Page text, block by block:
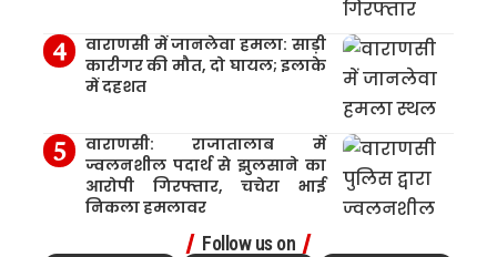
वाराणसी में जानलेवा हमला: साड़ी
कारीगर की मौत, दो घायल; इलाके
में दहशत
वाराणसी: राजातालाब में
ज्वलनशील पदार्थ से झुलसाने का
आरोपी गिरफ्तार, चचेरा भाई
निकला हमलावर
Follow us on